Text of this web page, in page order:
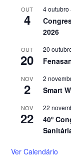
OUT
4
4 outubro
2026
OUT
20
20
NOV
2
2
Smart
NOV
22
22
40º
Ver Calendário